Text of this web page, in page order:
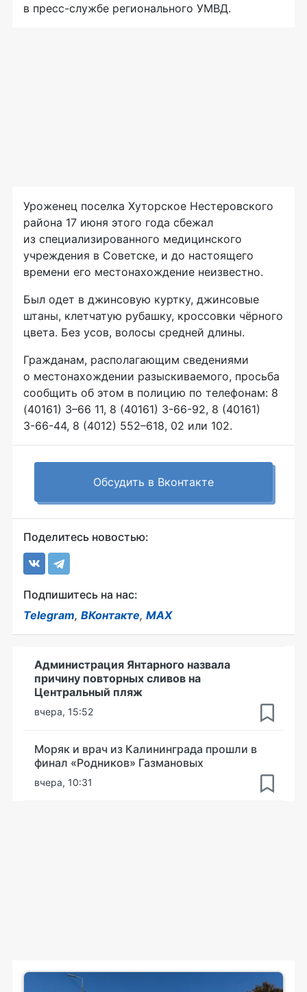
в пресс-службе регионального УМВД.
Уроженец поселка Хуторское Нестеровского
района 17 июня этого года сбежал
из специализированного медицинского
учреждения в Советске, и до настоящего
времени его местонахождение неизвестно.
Был одет в джинсовую куртку, джинсовые
штаны, клетчатую рубашку, кроссовки чёрного
цвета. Без усов, волосы средней длины.
Гражданам, располагающим сведениями
о местонахождении разыскиваемого, просьба
сообщить об этом в полицию по телефонам: 8
(40161) 3–66 11, 8 (40161) 3-66-92, 8 (40161)
3-66-44, 8 (4012) 552–618, 02 или 102.
Обсудить в Вконтакте
Поделитесь новостью:
Подпишитесь на нас:
Telegram, ВКонтакте, MAX
Администрация Янтарного назвала
причину повторных сливов на
Центральный пляж
вчера, 15:52
Моряк и врач из Калининграда прошли в
финал «Родников» Газмановых
вчера, 10:31